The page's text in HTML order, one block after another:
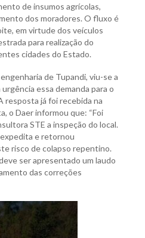
de insumos agrícolas,
dos moradores. O fluxo é
em virtude dos veículos
para realização do
cidades do Estado.
de Tupandi, viu-se a
essa demanda para o
resposta já foi recebida na
o Daer informou que: “Foi
STE a inspeção do local.
e retornou
risco de colapso repentino.
ser apresentado um laudo
das correções